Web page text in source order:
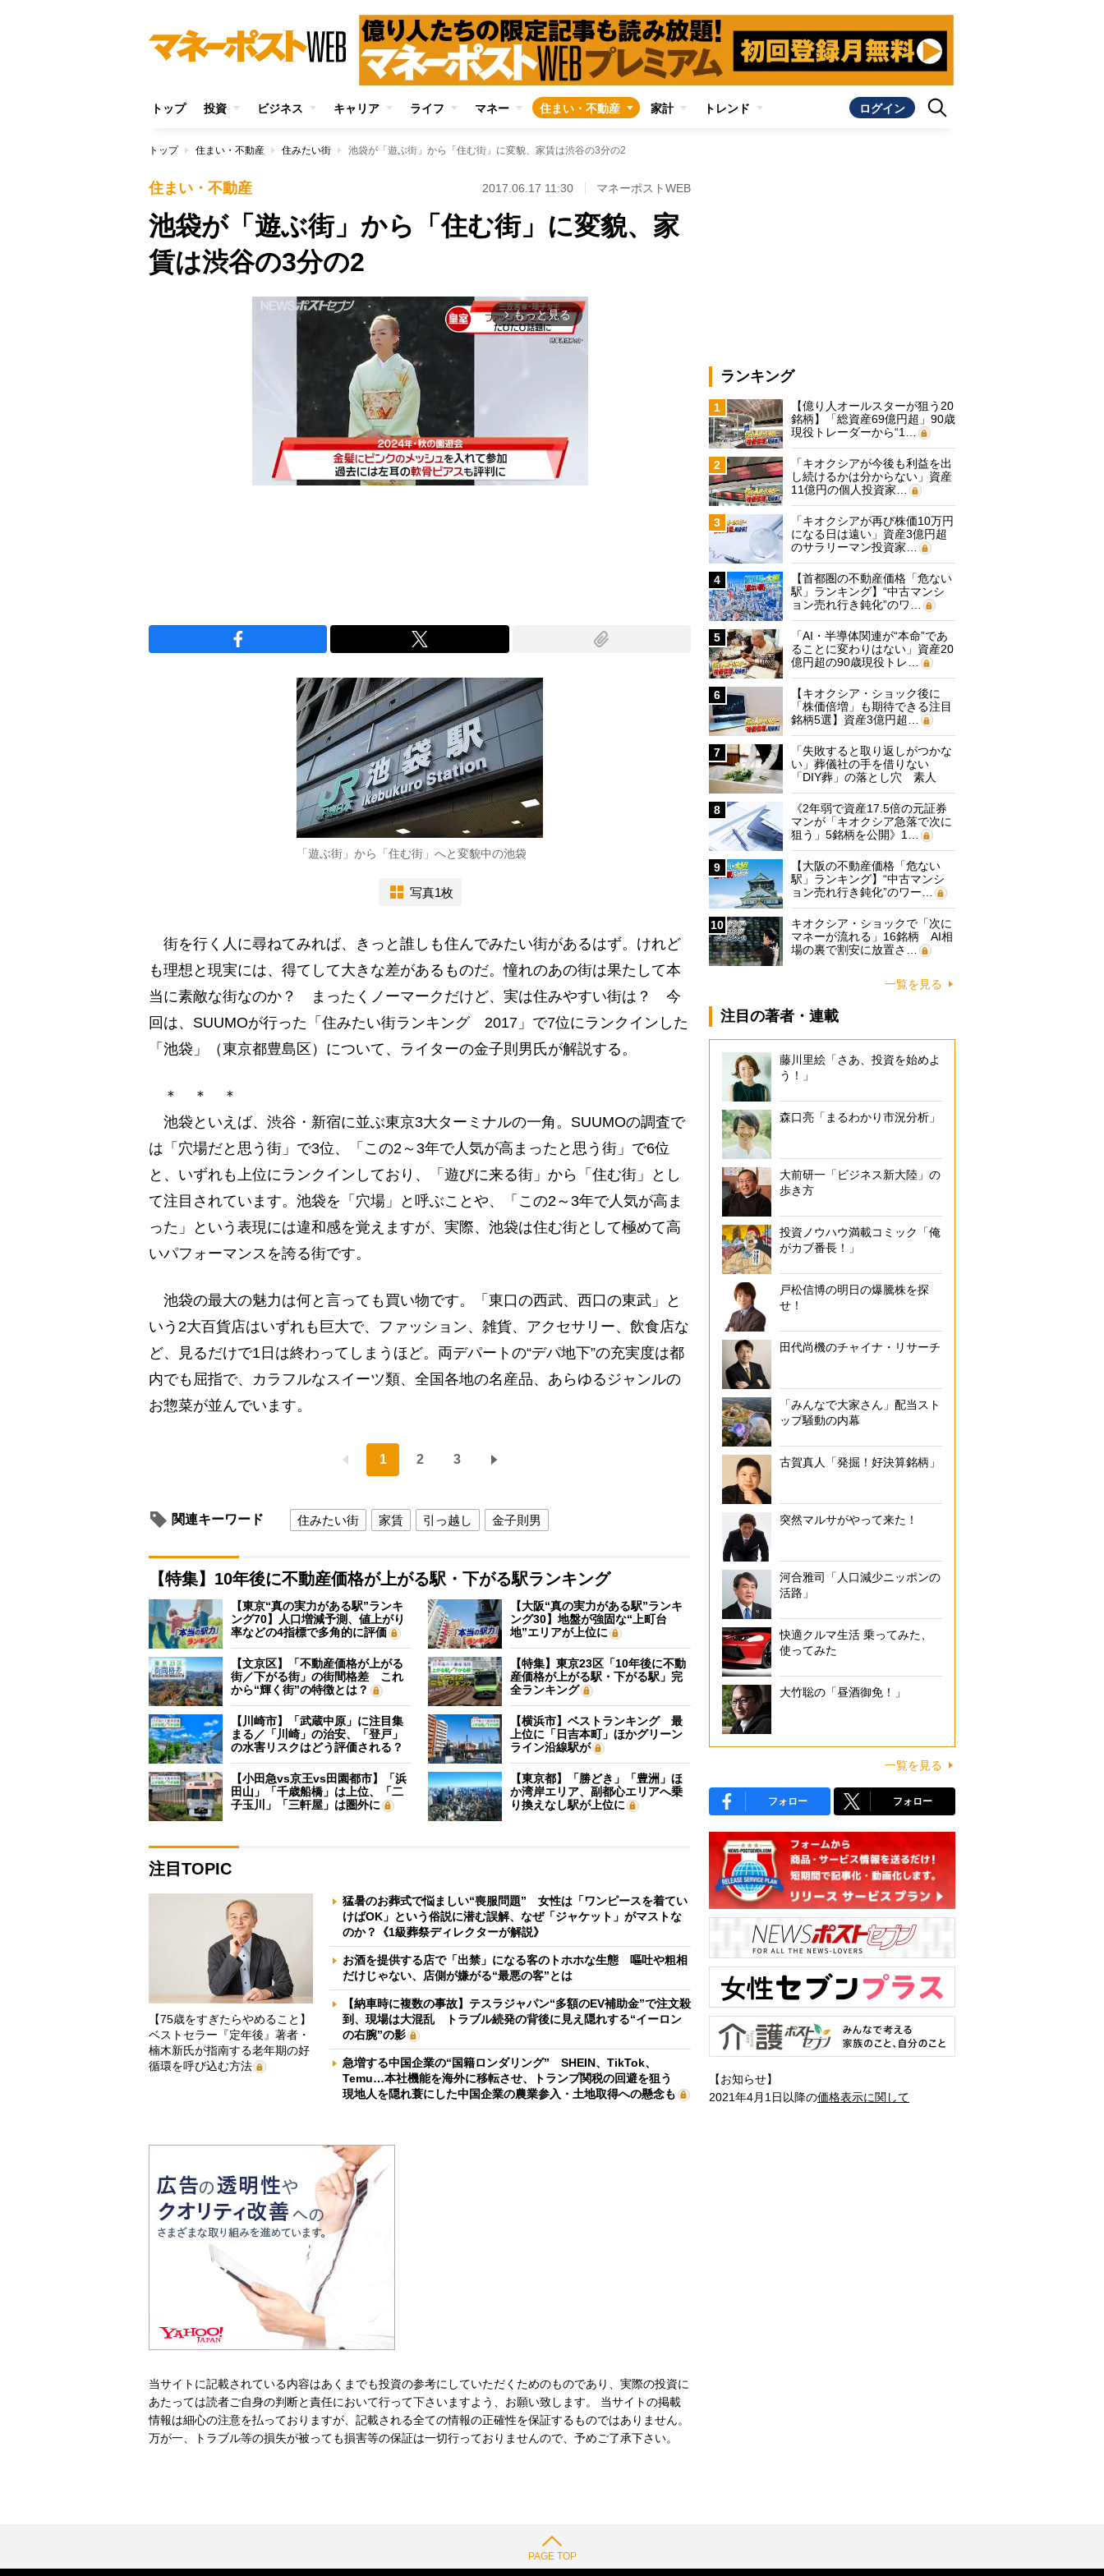
トップ 投資 ビジネス キャリア ライフ マネー 住まい・不動産 家計 トレンド ログイン
トップ 住まい・不動産 住みたい街 池袋が「遊ぶ街」から「住む街」に変貌、家賃は渋谷の3分の2
住まい・不動産 2017.06.17 11:30 マネーポストWEB
池袋が「遊ぶ街」から「住む街」に変貌、家
賃は渋谷の3分の2
arrow_forward_ios もっと見る
「遊ぶ街」から「住む街」へと変貌中の池袋
写真1枚
街を行く人に尋ねてみれば、きっと誰しも住んでみたい街があるはず。けれど
も理想と現実には、得てして大きな差があるものだ。憧れのあの街は果たして本
当に素敵な街なのか？ まったくノーマークだけど、実は住みやすい街は？ 今
回は、SUUMOが行った「住みたい街ランキング 2017」で7位にランクインした
「池袋」（東京都豊島区）について、ライターの金子則男氏が解説する。
＊ ＊ ＊
池袋といえば、渋谷・新宿に並ぶ東京3大ターミナルの一角。SUUMOの調査で
は「穴場だと思う街」で3位、「この2～3年で人気が高まったと思う街」で6位
と、いずれも上位にランクインしており、「遊びに来る街」から「住む街」とし
て注目されています。池袋を「穴場」と呼ぶことや、「この2～3年で人気が高ま
った」という表現には違和感を覚えますが、実際、池袋は住む街として極めて高
いパフォーマンスを誇る街です。
池袋の最大の魅力は何と言っても買い物です。「東口の西武、西口の東武」と
いう2大百貨店はいずれも巨大で、ファッション、雑貨、アクセサリー、飲食店な
ど、見るだけで1日は終わってしまうほど。両デパートの“デパ地下”の充実度は都
内でも屈指で、カラフルなスイーツ類、全国各地の名産品、あらゆるジャンルの
お惣菜が並んでいます。
1 2 3
関連キーワード 住みたい街 家賃 引っ越し 金子則男
【特集】10年後に不動産価格が上がる駅・下がる駅ランキング
【東京“真の実力がある駅”ランキ
ング70】人口増減予測、値上がり
率などの4指標で多角的に評価
【大阪“真の実力がある駅”ランキ
ング30】地盤が強固な“上町台
地”エリアが上位に
【文京区】「不動産価格が上がる
街／下がる街」の街間格差 これ
から“輝く街”の特徴とは？
【特集】東京23区「10年後に不動
産価格が上がる駅・下がる駅」完
全ランキング
【川崎市】「武蔵中原」に注目集
まる／「川崎」の治安、「登戸」
の水害リスクはどう評価される？
【横浜市】ベストランキング 最
上位に「日吉本町」ほかグリーン
ライン沿線駅が
【小田急vs京王vs田園都市】「浜
田山」「千歳船橋」は上位、「二
子玉川」「三軒屋」は圏外に
【東京都】「勝どき」「豊洲」ほ
か湾岸エリア、副都心エリアへ乗
り換えなし駅が上位に
注目TOPIC
【75歳をすぎたらやめること】
ベストセラー『定年後』著者・
楠木新氏が指南する老年期の好
循環を呼び込む方法
猛暑のお葬式で悩ましい“喪服問題” 女性は「ワンピースを着てい
けばOK」という俗説に潜む誤解、なぜ「ジャケット」がマストな
のか？《1級葬祭ディレクターが解説》
お酒を提供する店で「出禁」になる客のトホホな生態 嘔吐や粗相
だけじゃない、店側が嫌がる“最悪の客”とは
【納車時に複数の事故】テスラジャパン“多額のEV補助金”で注文殺
到、現場は大混乱 トラブル続発の背後に見え隠れする“イーロン
の右腕”の影
急増する中国企業の“国籍ロンダリング” SHEIN、TikTok、
Temu…本社機能を海外に移転させ、トランプ関税の回避を狙う
現地人を隠れ蓑にした中国企業の農業参入・土地取得への懸念も
当サイトに記載されている内容はあくまでも投資の参考にしていただくためのものであり、実際の投資に
あたっては読者ご自身の判断と責任において行って下さいますよう、お願い致します。 当サイトの掲載
情報は細心の注意を払っておりますが、記載される全ての情報の正確性を保証するものではありません。
万が一、トラブル等の損失が被っても損害等の保証は一切行っておりませんので、予めご了承下さい。
ランキング
1
【億り人オールスターが狙う20
銘柄】「総資産69億円超」90歳
現役トレーダーから“1…
2
「キオクシアが今後も利益を出
し続けるかは分からない」資産
11億円の個人投資家…
3
「キオクシアが再び株価10万円
になる日は遠い」資産3億円超
のサラリーマン投資家…
4
【首都圏の不動産価格「危ない
駅」ランキング】“中古マンシ
ョン売れ行き鈍化”のワ…
5
「AI・半導体関連が“本命”であ
ることに変わりはない」資産20
億円超の90歳現役トレ…
6
【キオクシア・ショック後に
「株価倍増」も期待できる注目
銘柄5選】資産3億円超…
7
「失敗すると取り返しがつかな
い」葬儀社の手を借りない
「DIY葬」の落とし穴 素人
に…
8
《2年弱で資産17.5倍の元証券
マンが「キオクシア急落で次に
狙う」5銘柄を公開》1…
9
【大阪の不動産価格「危ない
駅」ランキング】“中古マンシ
ョン売れ行き鈍化”のワー…
10
キオクシア・ショックで「次に
マネーが流れる」16銘柄 AI相
場の裏で割安に放置さ…
一覧を見る
注目の著者・連載
藤川里絵「さあ、投資を始めよ
う！」
森口亮「まるわかり市況分析」
大前研一「ビジネス新大陸」の
歩き方
投資ノウハウ満載コミック「俺
がカブ番長！」
戸松信博の明日の爆騰株を探
せ！
田代尚機のチャイナ・リサーチ
「みんなで大家さん」配当スト
ップ騒動の内幕
古賀真人「発掘！好決算銘柄」
突然マルサがやって来た！
河合雅司「人口減少ニッポンの
活路」
快適クルマ生活 乗ってみた、
使ってみた
大竹聡の「昼酒御免！」
一覧を見る
フォロー フォロー
【お知らせ】
2021年4月1日以降の価格表示に関して
PAGE TOP